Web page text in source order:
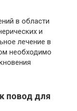
в области
и
лечение в
необходимо
повод для